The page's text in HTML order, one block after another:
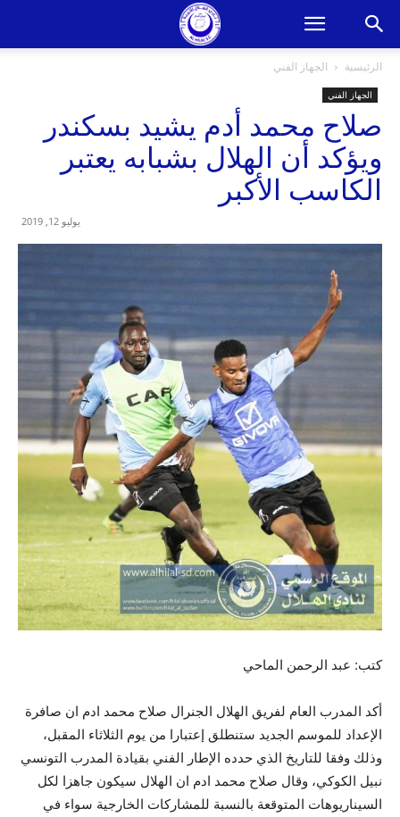
الرئيسية الجهاز الفني
الجهاز الفني
صلاح محمد أدم يشيد بسكندر
ويؤكد أن الهلال بشبابه يعتبر
الكاسب الأكبر
يوليو 12, 2019
كتب: عبد الرحمن الماحي
أكد المدرب العام لفريق الهلال الجنرال صلاح محمد ادم ان صافرة
الإعداد للموسم الجديد ستنطلق إعتبارا من يوم الثلاثاء المقبل،
وذلك وفقا للتاريخ الذي حدده الإطار الفني بقيادة المدرب التونسي
نبيل الكوكي، وقال صلاح محمد ادم ان الهلال سيكون جاهزا لكل
السيناريوهات المتوقعة بالنسبة للمشاركات الخارجية سواء في